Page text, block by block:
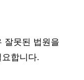
잘못된 법원을
합니다.